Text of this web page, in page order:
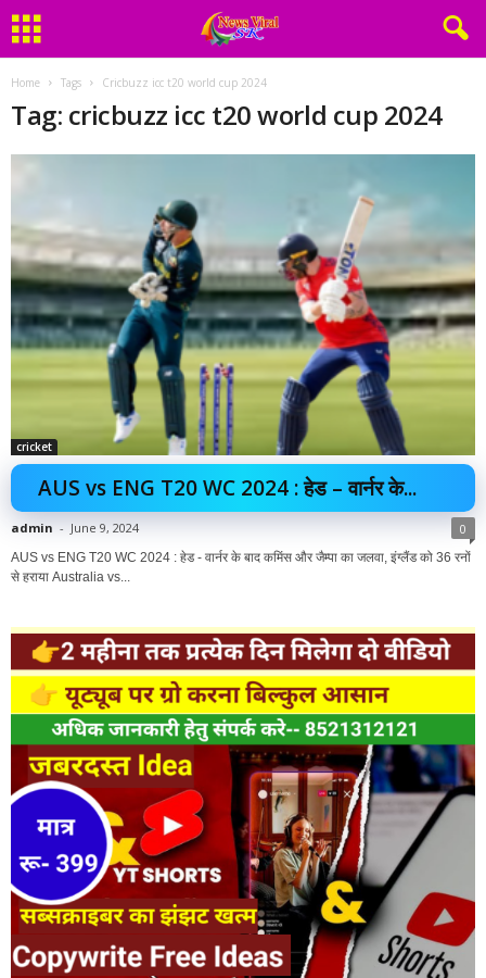
Home Tags Cricbuzz icc t20 world cup 2024
Tag: cricbuzz icc t20 world cup 2024
cricket
AUS vs ENG T20 WC 2024 : हेड – वार्नर के...
admin - June 9, 2024 0
AUS vs ENG T20 WC 2024 : हेड - वार्नर के बाद कमिंस और जैम्पा का जलवा, इंग्लैंड को 36 रनों
से हराया Australia vs...